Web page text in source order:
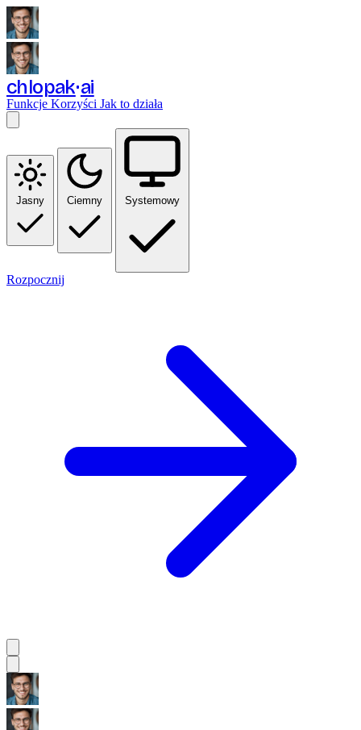
chlopak ai
Funkcje Korzyści Jak to działa
Jasny Ciemny Systemowy
Rozpocznij